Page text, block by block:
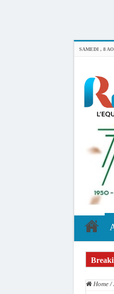
SAMEDI , 8
Home /